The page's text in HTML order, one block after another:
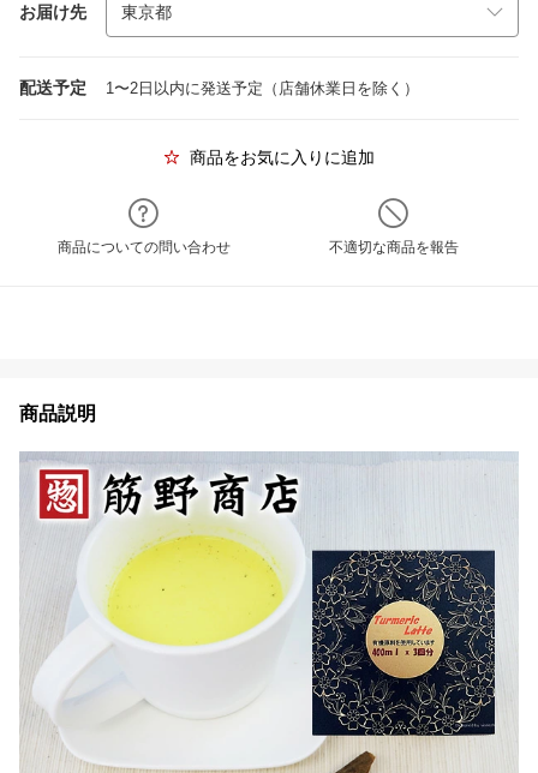
お届け先
配送予定 1〜2日以内に発送予定（店舗休業日を除く）
商品をお気に入りに追加
商品についての問い合わせ 不適切な商品を報告
商品説明